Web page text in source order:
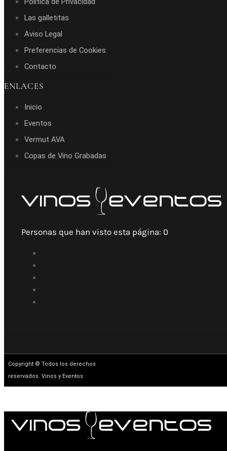
Las galletitas
Aviso Legal
Preferencias de Cookies
Contacto
ENLACES
Inicio
Eventos
Vermut AVA
Copas de Vino Grabadas
Personas que han visto esta página: 0
Copyright © Todos los derechos
reservados. Vinos y Eventos